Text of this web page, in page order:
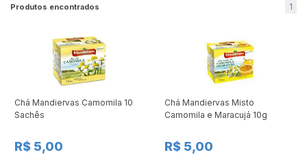
Produtos encontrados 1
Chá Mandiervas Camomila 10
Sachês
R$ 5,00
Chá Mandiervas Misto
Camomila e Maracujá 10g
R$ 5,00